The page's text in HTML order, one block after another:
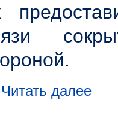
Читать далее